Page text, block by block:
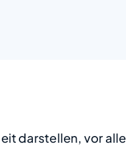
darstellen, vor